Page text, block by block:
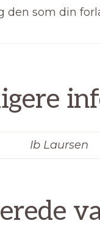
den som din
Ib Laursen